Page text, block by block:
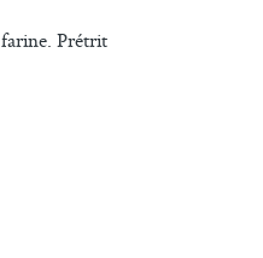
Prétrit